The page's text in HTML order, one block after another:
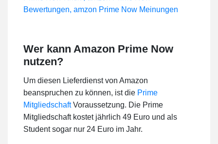
Wer kann Amazon Prime Now
nutzen?
Um diesen Lieferdienst von Amazon
beanspruchen zu können, ist die Prime
MitgliedschaftVoraussetzung. Die Prime
Mitgliedschaft kostet jährlich 49 Euro und als
Student sogar nur 24 Euro im Jahr.